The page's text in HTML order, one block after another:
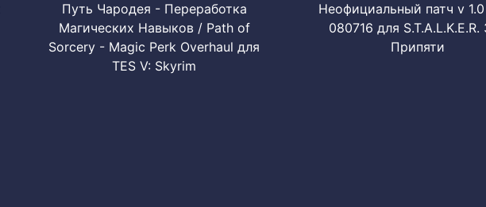
Путь Чародея - Переработка
Магических Навыков / Path of
Sorcery - Magic Perk Overhaul для
TES V: Skyrim
Неофициальный патч v
080716 для S.T.A.L.K.E.R.
Припяти